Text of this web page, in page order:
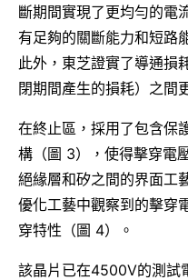
斷期間實現了更均勻的電
有足夠的關斷能力和短路
此外，東芝證實了導通損
閉期間產生的損耗）之間
在終止區，採用了包含保
構（圖 3），使得擊穿電
絕緣層和矽之間的界面工
優化工藝中觀察到的擊穿
穿特性（圖 4）。
該晶片已在4500V的測試